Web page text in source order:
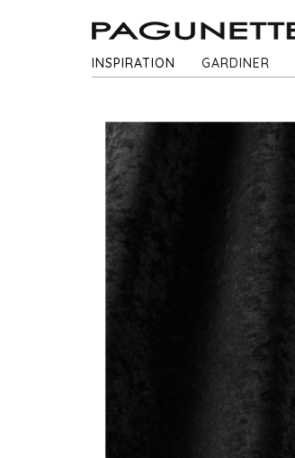
INSPIRATION GARDINER